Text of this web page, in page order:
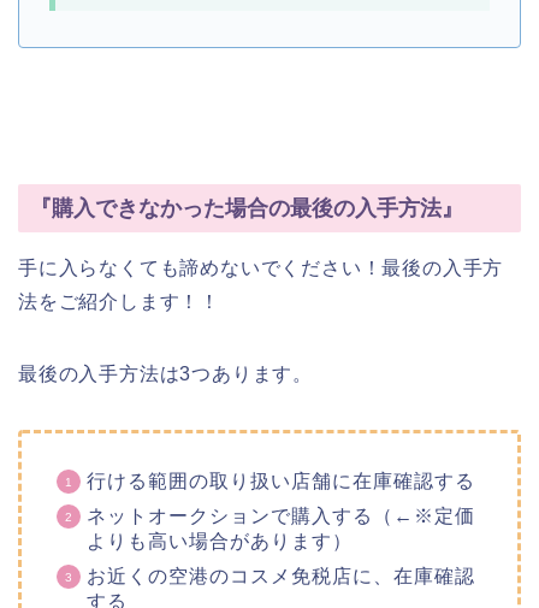
『購入できなかった場合の最後の入手方法』
手に入らなくても諦めないでください！最後の入手方
法をご紹介します！！
最後の入手方法は3つあります。
行ける範囲の取り扱い店舗に在庫確認する
ネットオークションで購入する（←※定価
よりも高い場合があります）
お近くの空港のコスメ免税店に、在庫確認
する